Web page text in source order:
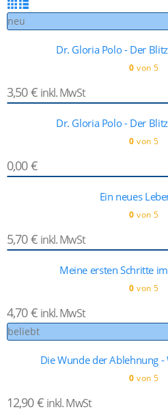
neu
Dr. Gloria Polo - Der
0 von 5
3,50€ inkl. MwSt
Dr. Gloria Polo - Der
0 von 5
0,00€
Ein neues
0 von 5
5,70€ inkl. MwSt
Meine ersten Schritte
0 von 5
4,70€ inkl. MwSt
beliebt
Die Wunde der Ablehnung -
0 von 5
12,90€ inkl. MwSt